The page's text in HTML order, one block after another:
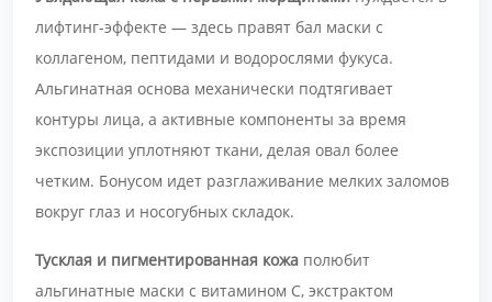
лифтинг-эффекте — здесь правят бал маски с
коллагеном, пептидами и водорослями фукуса.
Альгинатная основа механически подтягивает
контуры лица, а активные компоненты за время
экспозиции уплотняют ткани, делая овал более
четким. Бонусом идет разглаживание мелких заломов
вокруг глаз и носогубных складок.
Тусклая и пигментированная кожа полюбит
альгинатные маски с витамином С, экстрактом